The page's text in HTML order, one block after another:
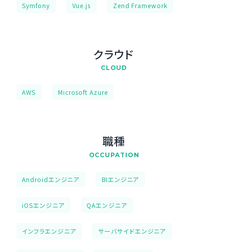
Symfony Vue.js Zend Framework
クラウド
CLOUD
AWS Microsoft Azure
職種
OCCUPATION
Androidエンジニア BIエンジニア
iOSエンジニア QAエンジニア
インフラエンジニア サーバサイドエンジニア